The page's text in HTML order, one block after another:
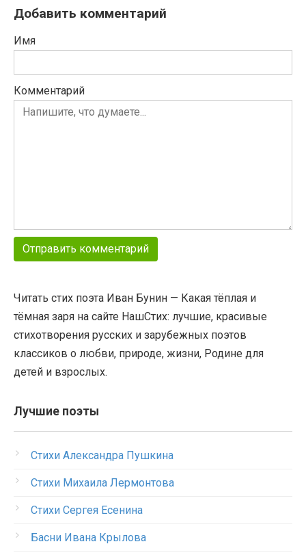
Добавить комментарий
Имя
Комментарий
Читать стих поэта Иван Бунин — Какая тёплая и
тёмная заря на сайте НашСтих: лучшие, красивые
стихотворения русских и зарубежных поэтов
классиков о любви, природе, жизни, Родине для
детей и взрослых.
Лучшие поэты
Стихи Александра Пушкина
Стихи Михаила Лермонтова
Стихи Сергея Есенина
Басни Ивана Крылова